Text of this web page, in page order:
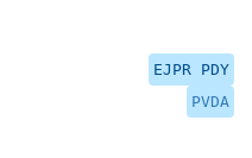
EJPR PDY
PVDA